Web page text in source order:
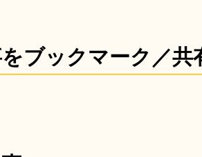
ブックマーク／共